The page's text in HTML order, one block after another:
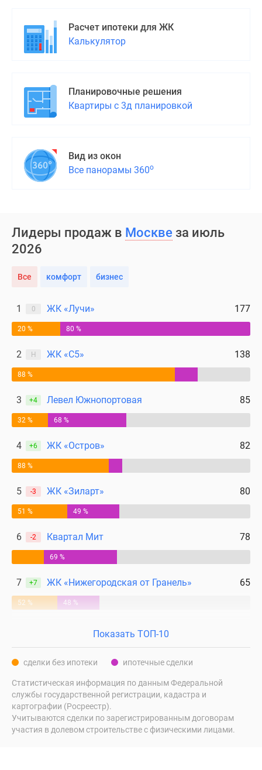
водоема
Коттеджные
ипотеку
Бизнес-
Скидки
Расчет ипотеки для ЖК
Калькулятор
Планировочные решения
Квартиры с 3д планировкой
Вид из окон
Все панорамы 360о
Лидеры продаж в Москве за июль
2026
Все комфорт бизнес
1 0 ЖК «Лучи» 177
20 % 80 %
2 Н ЖК «С5» 138
88 %
3 +4 Левел Южнопортовая 85
32 % 68 %
4 +6 ЖК «Остров» 82
88 %
5 -3 ЖК «Зиларт» 80
51 % 49 %
6 -2 Квартал Мит 78
69 %
7 +7 ЖК «Нижегородская от Гранель» 65
52 % 48 %
Показать ТОП-10
сделки без ипотеки ипотечные сделки
Статистическая информация по данным Федеральной
службы государственной регистрации, кадастра и
картографии (Росреестр).
Учитываются сделки по зарегистрированным договорам
участия в долевом строительстве с физическими лицами.